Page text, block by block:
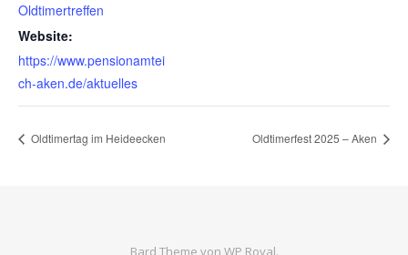
Oldtimertreffen
Website:
https://www.pensionamtei
ch-aken.de/aktuelles
Oldtimertag im Heideecken Oldtimerfest 2025 – Aken
Bard Theme von WP Royal.